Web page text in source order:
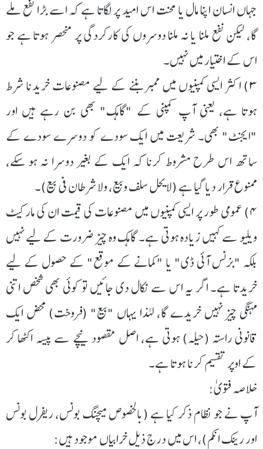
جہاں انسان اپنا مال یا محنت اس امید پر لگاتا ہے کہ اسے بڑا نفع ملے
گا، لیکن نفع ملنا یا نہ ملنا دوسروں کی کارکردگی پر منحصر ہوتا ہے جو
اس کے اختیار میں نہیں۔
۳) اکثر ایسی کمپنیوں میں ممبر بننے کے لیے مصنوعات خریدنا شرط
ہوتا ہے، یعنی آپ کمپنی کے "گاہک" بھی بن رہے ہیں اور
"ایجنٹ" بھی۔ شریعت میں ایک سودے کو دوسرے سودے کے
ساتھ اس طرح مشروط کرنا کہ ایک کے بغیر دوسرا نہ ہو سکے،
ممنوع قرار دیا گیا ہے (لا یحل سلف وبیع، ولا شرطان فی بیع)۔
۴) عمومی طور پر ایسی کمپنیوں میں مصنوعات کی قیمت ان کی مارکیٹ
ویلیو سے کہیں زیادہ ہوتی ہے۔ گاہک وہ چیز ضرورت کے لیے نہیں
بلکہ "بزنس آئی ڈی" یا "کمانے کے موقع" کے حصول کے لیے
خریدتا ہے۔ اگر یہ اس سے نکال دی جائیں تو کوئی بھی شخص اتنی
مہنگی چیز نہیں خریدے گا، لہٰذا یہاں "بیع" (فروخت) محض ایک
قانونی راستہ (حیلہ) ہوتی ہے، اصل مقصود نیچے سے پیسہ اکٹھا کر
کے اوپر تقسیم کرنا ہوتا ہے۔
خلاصہ فتویٰ:
آپ نے جو نظام ذکر کیا ہے (بالخصوص میچنگ بونس، ریفرل بونس
اور رینک انکم)، اس میں درج ذیل خرابیاں موجود ہیں: